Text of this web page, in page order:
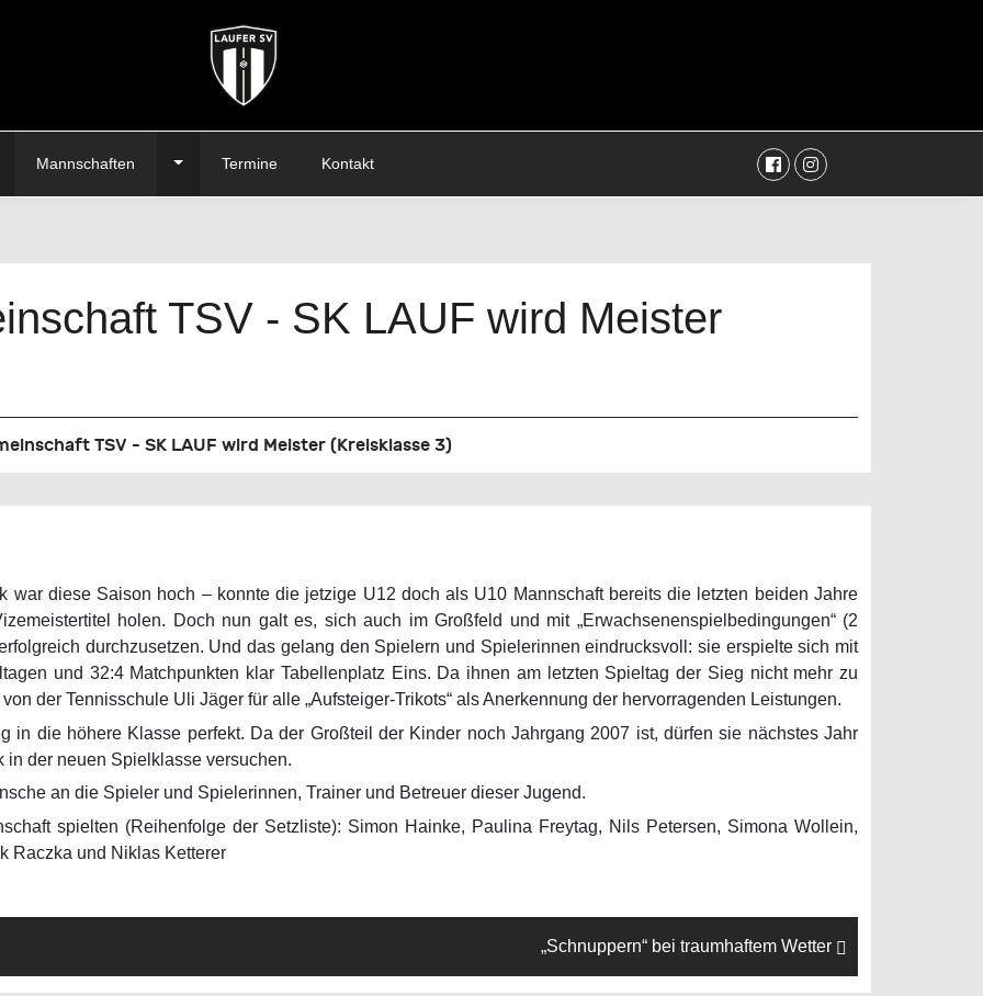
FacebookInstagram
Dropdown
Mannschaften Toggle Dropdown
Termine Kontakt
TSV - SK LAUF wird Meister
TSV - SK LAUF wird Meister (Kreisklasse 3)
war diese Saison hoch – konnte die jetzige U12 doch als U10 Mannschaft bereits die letzten beiden Jahre
holen. Doch nun galt es, sich auch im Großfeld und mit „Erwachsenenspielbedingungen“ (2
durchzusetzen. Und das gelang den Spielern und Spielerinnen eindrucksvoll: sie erspielte sich mit
und 32:4 Matchpunkten klar Tabellenplatz Eins. Da ihnen am letzten Spieltag der Sieg nicht mehr zu
der Tennisschule Uli Jäger für alle „Aufsteiger-Trikots“ als Anerkennung der hervorragenden Leistungen.
in die höhere Klasse perfekt. Da der Großteil der Kinder noch Jahrgang 2007 ist, dürfen sie nächstes Jahr
in der neuen Spielklasse versuchen.
an die Spieler und Spielerinnen, Trainer und Betreuer dieser Jugend.
spielten (Reihenfolge der Setzliste): Simon Hainke, Paulina Freytag, Nils Petersen, Simona Wollein,
Raczka und Niklas Ketterer
„Schnuppern“ bei traumhaftem Wetter